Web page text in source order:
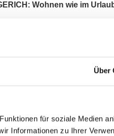
Über
für soziale Medien
Informationen zu Ihrer
Wohnen wie im